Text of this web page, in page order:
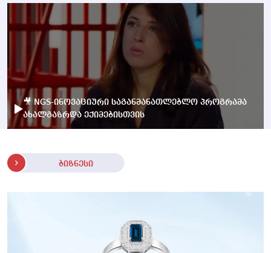
🎥 NGS-ინოვაციური საგანმანათლებლო პროგრამა
ახალგაზრდა ექიმებისთვის
ბიზნესი